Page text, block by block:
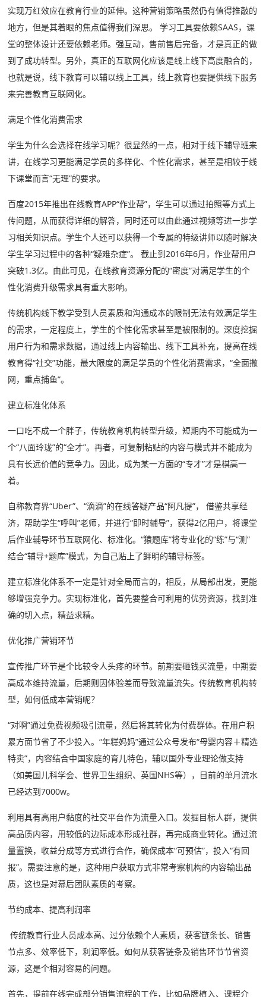
实现万红效应在教育行业的延伸。这种营销策略虽然仍有值得推敲的
地方，但是其着眼的焦点值得我们深思。 学习工具要依赖SAAS，课
堂的整体设计还要依赖老师。强互动，售前售后完备，才是真正的做
到了成功转型。另外，真正的互联网化应该是线上线下高度融合的，
也就是说，线下教育可以辅以线上工具，线上教育也要提供线下服务
来完善教育互联网化。
满足个性化消费需求
学生为什么会选择在线学习呢？很显然的一点，相对于线下辅导班来
讲，在线学习更能满足学员的多样化、个性化需求，甚至是相较于线
下课堂而言“无理”的要求。
百度2015年推出在线教育APP“作业帮”，学生可以通过拍照等方式上
传问题，从而获得详细的解答，同时还可以由此通过视频等进一步学
习相关知识点。学生个人还可以获得一个专属的特级讲师以随时解决
学生学习过程中的各种“疑难杂症”。 截止到2016年6月，作业帮用户
突破1.3亿。由此可见，在线教育资源分配的“密度”对满足学生的个
性化消费升级需求具有重大影响。
传统机构线下教学受到人员素质和沟通成本的限制无法有效满足学生
的需求，一定程度上，学生的个性化需求甚至是被限制的。深度挖掘
用户行为和需求数据，通过线上内容输出、线下工具补充，提高在线
教育得“社交”功能，最大限度的满足学员的个性化消费需求，“全面撒
网，重点捕鱼”。
建立标准化体系
一口吃不成一个胖子，传统教育机构转型升级，短期内不可能成为一
个“八面玲珑”的“全才”。再者，可复制粘贴的内容与模式并不能成为
具有长远价值的竞争力。因此，成为某一方面的“专才”才是棋高一
着。
自称教育界“Uber”、“滴滴”的在线答疑产品“阿凡提”， 借鉴共享经
济，帮助学生“呼叫”老师，并进行“即时辅导”，获得2亿用户，将课堂
后作业辅导环节互联网化、标准化。“猿题库”将专业化的“练”与“测”
结合“辅导+题库”模式，为自己贴上了鲜明的辅导标签。
建立标准化体系不一定是针对全局而言的，相反，从局部出发，更能
够增强竞争力。实现标准化，首先要整合可利用的优势资源，找到准
确的切入点，精益求精。
优化推广营销环节
宣传推广环节是个比较令人头疼的环节。前期要砸钱买流量，中期要
高成本维持流量，后期则因体验差而导致流量流失。传统教育机构转
型，如何低成本营销呢？
“对啊”通过免费视频吸引流量，然后将其转化为付费群体。在用户积
累方面节省了不少投入。“年糕妈妈”通过公众号发布“母婴内容＋精选
特卖”，内容结合中国家庭的育儿特色，辅以国外专业理论做支持
（如美国儿科学会、世界卫生组织、英国NHS等），目前的单月流水
已经达到7000w。
利用具有高用户黏度的社交平台作为流量入口。发掘目标人群，提供
高品质内容，用较低的边际成本形成社群，再完成商业转化。通过流
量置换，收益分成等方式进行合作，确保成本“可预估”，投入“有回
报”。需要注意的是，这种用户获取方式非常考察机构的内容输出品
质，这也是对幕后团队素质的考察。
节约成本、提高利润率
传统教育行业人员成本高、过分依赖个人素质，获客链条长、销售
节点多、效率低下，利润率低。如何从获客链条及销售环节节省资
源，这是个相对容易的问题。
首先，提前在线完成部分销售流程的工作，比如品牌植入、课程介